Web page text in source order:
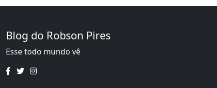
Blog do Robson Pires
Esse todo mundo vê